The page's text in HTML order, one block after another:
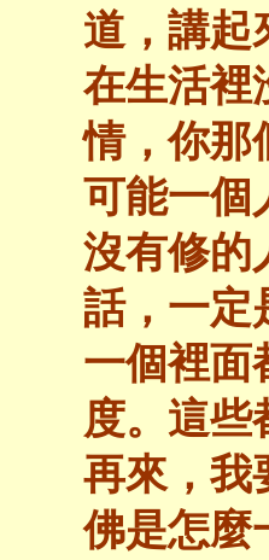
道，講起
在生活裡
情，你那
可能一個
沒有修的
話，一定
一個裡面
度。這些
再來，我
佛是怎麼